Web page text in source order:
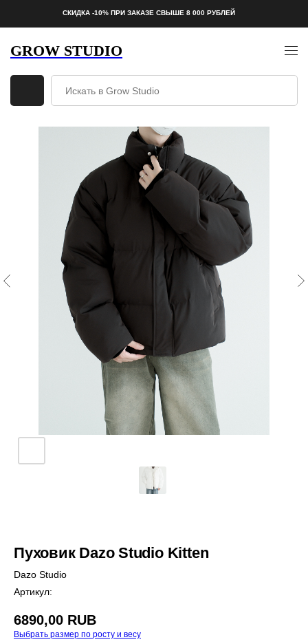
СКИДКА -10% ПРИ ЗАКАЗЕ СВЫШЕ 8 000 РУБЛЕЙ
GROW STUDIO
Пуховик Dazo Studio Kitten
Dazo Studio
Артикул:
6890,00 RUB
Выбрать размер по росту и весу